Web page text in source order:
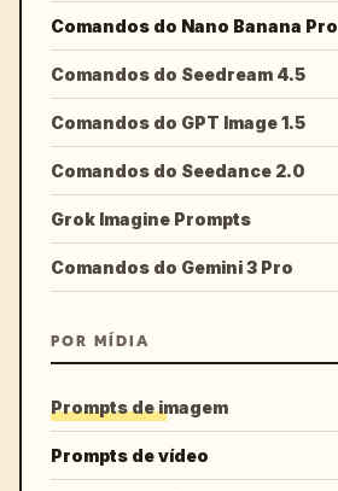
Comandos do Nano Banana Pro
Comandos do Seedream 4.5
Comandos do GPT Image 1.5
Comandos do Seedance 2.0
Grok Imagine Prompts
Comandos do Gemini 3 Pro
POR MÍDIA
Prompts de imagem
Prompts de vídeo